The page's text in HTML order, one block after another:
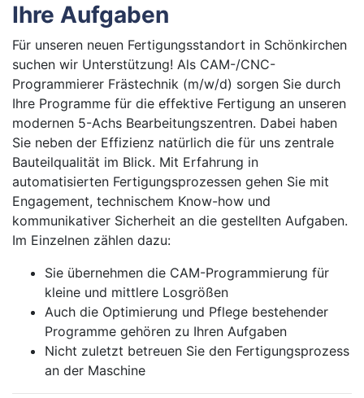
Ihre Aufgaben
Für unseren neuen Fertigungsstandort in Schönkirchen
suchen wir Unterstützung! Als CAM-/CNC-
Programmierer Frästechnik (m/w/d) sorgen Sie durch
Ihre Programme für die effektive Fertigung an unseren
modernen 5-Achs Bearbeitungszentren. Dabei haben
Sie neben der Effizienz natürlich die für uns zentrale
Bauteilqualität im Blick. Mit Erfahrung in
automatisierten Fertigungsprozessen gehen Sie mit
Engagement, technischem Know-how und
kommunikativer Sicherheit an die gestellten Aufgaben.
Im Einzelnen zählen dazu:
Sie übernehmen die CAM-Programmierung für
kleine und mittlere Losgrößen
Auch die Optimierung und Pflege bestehender
Programme gehören zu Ihren Aufgaben
Nicht zuletzt betreuen Sie den Fertigungsprozess
an der Maschine